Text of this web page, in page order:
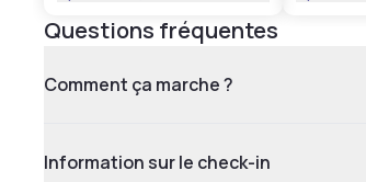
Questions fréquentes
Comment ça marche ?
Information sur le check-in